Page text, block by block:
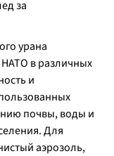
за
урана
НАТО в различных
и
почвы, воды и
Для
аэрозоль,